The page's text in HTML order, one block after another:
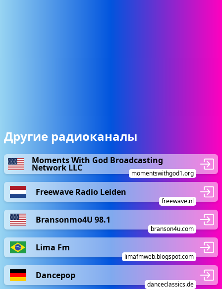
Другие радиоканалы
Moments With God Broadcasting
Network LLC
momentswithgod1.org
Freewave Radio Leiden
freewave.nl
Bransonmo4U 98.1
branson4u.com
Lima Fm
limafmweb.blogspot.com
Dancepop
danceclassics.de